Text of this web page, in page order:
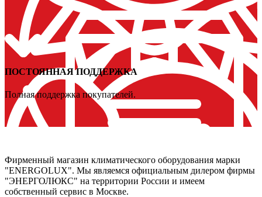
ПОСТОЯННАЯ ПОДДЕРЖКА
Полная поддержка покупателей.
Фирменный магазин климатического оборудования марки
"ENERGOLUX". Мы являемся официальным дилером фирмы
"ЭНЕРГОЛЮКС" на территории России и имеем
собственный сервис в Москве.